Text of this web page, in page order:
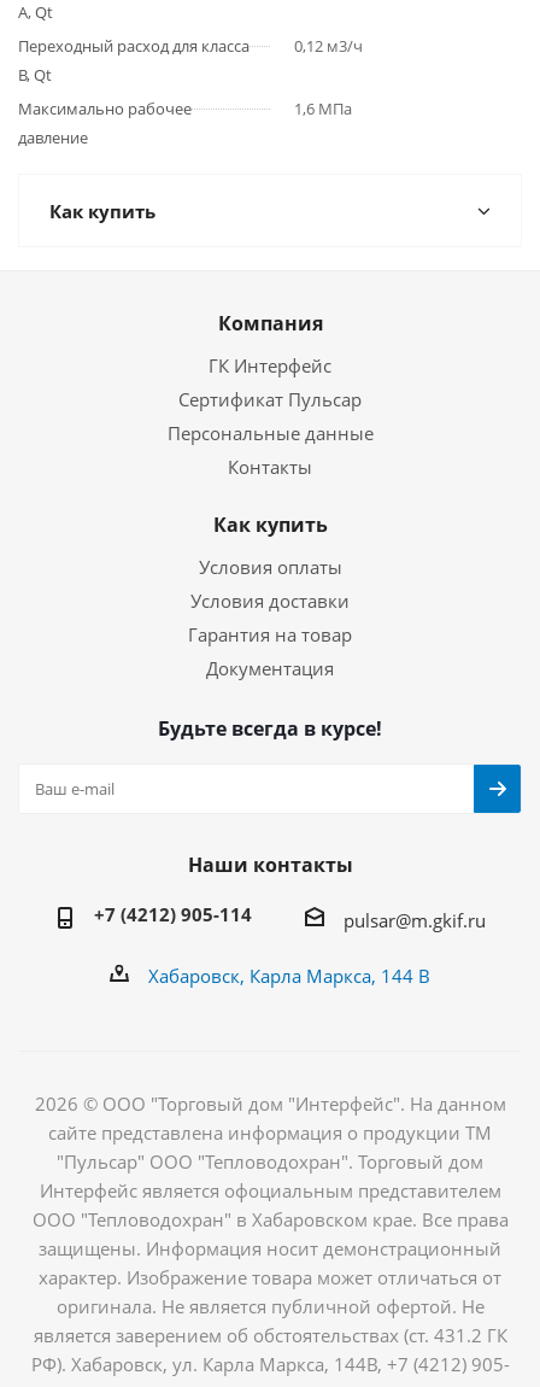
A, Qt
Переходный расход для класса
B, Qt
0,12 м3/ч
Максимально рабочее
давление
1,6 МПа
Как купить
Компания
ГК Интерфейс
Сертификат Пульсар
Персональные данные
Контакты
Как купить
Условия оплаты
Условия доставки
Гарантия на товар
Документация
Будьте всегда в курсе!
Наши контакты
+7 (4212) 905-114 pulsar@m.gkif.ru
Хабаровск, Карла Маркса, 144 В
2026 © ООО "Торговый дом "Интерфейс". На данном
сайте представлена информация о продукции ТМ
"Пульсар" ООО "Тепловодохран". Торговый дом
Интерфейс является офоциальным представителем
ООО "Тепловодохран" в Хабаровском крае. Все права
защищены. Информация носит демонстрационный
характер. Изображение товара может отличаться от
оригинала. Не является публичной офертой. Не
является заверением об обстоятельствах (ст. 431.2 ГК
РФ). Хабаровск, ул. Карла Маркса, 144В, +7 (4212) 905-